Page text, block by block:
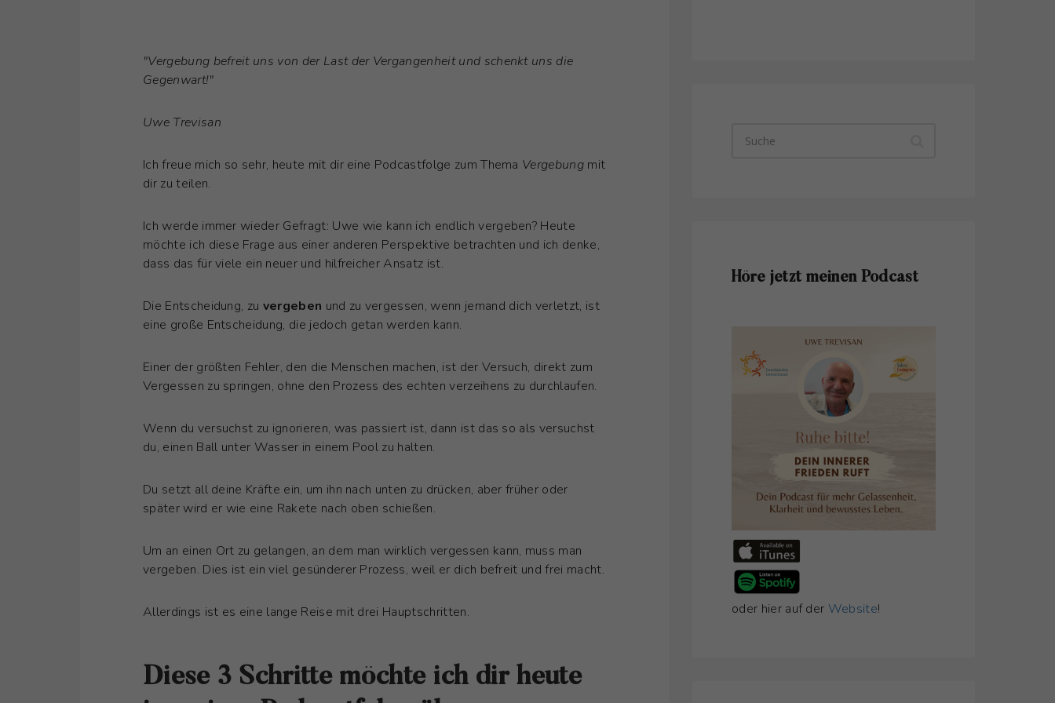
"Vergebung befreit uns von der Last der Vergangenheit und schenkt uns die
Gegenwart!"
Uwe Trevisan
Ich freue mich so sehr, heute mit dir eine Podcastfolge zum Thema Vergebung mit
dir zu teilen.
Ich werde immer wieder Gefragt: Uwe wie kann ich endlich vergeben? Heute
möchte ich diese Frage aus einer anderen Perspektive betrachten und ich denke,
dass das für viele ein neuer und hilfreicher Ansatz ist.
Die Entscheidung, zu vergeben und zu vergessen, wenn jemand dich verletzt, ist
eine große Entscheidung, die jedoch getan werden kann.
Einer der größten Fehler, den die Menschen machen, ist der Versuch, direkt zum
Vergessen zu springen, ohne den Prozess des echten verzeihens zu durchlaufen.
Wenn du versuchst zu ignorieren, was passiert ist, dann ist das so als versuchst
du, einen Ball unter Wasser in einem Pool zu halten.
Du setzt all deine Kräfte ein, um ihn nach unten zu drücken, aber früher oder
später wird er wie eine Rakete nach oben schießen.
Um an einen Ort zu gelangen, an dem man wirklich vergessen kann, muss man
vergeben. Dies ist ein viel gesünderer Prozess, weil er dich befreit und frei macht.
Allerdings ist es eine lange Reise mit drei Hauptschritten.
Diese 3 Schritte möchte ich dir heute
Höre jetzt meinen Podcast
oder hier auf der Website!